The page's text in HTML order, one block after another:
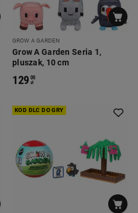
GROW A GARDEN
Grow A Garden Seria 1,
pluszak, 10 cm
129 00
zł
KOD DLC DO GRY